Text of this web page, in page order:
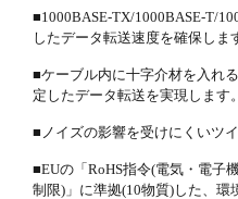
■1000BASE-TX/1000BASE-T/
したデータ転送速度を確保しま
■ケーブル内に十字介材を入れ
定したデータ転送を実現します。
■ノイズの影響を受けにくいツ
■EUの「RoHS指令(電気・電子
制限)」に準拠(10物質)した、環